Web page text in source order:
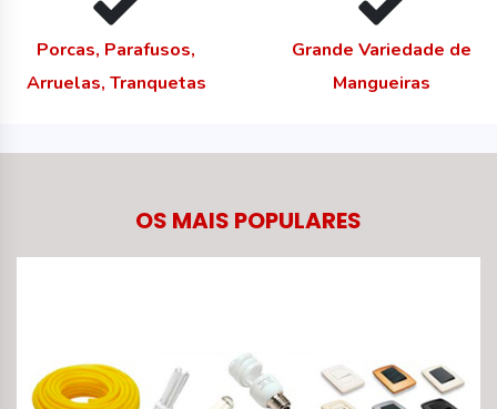
Porcas, Parafusos,
Arruelas, Tranquetas
Grande Variedade de
Mangueiras
OS MAIS POPULARES